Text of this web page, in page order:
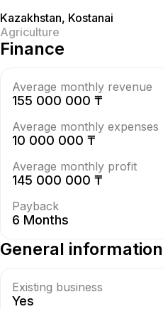
Kazakhstan, Kostanai
Agriculture
Finance
Average monthly revenue
155 000 000 ₸
Average monthly expenses
10 000 000 ₸
Average monthly profit
145 000 000 ₸
Payback
6 Months
General information
Existing business
Yes